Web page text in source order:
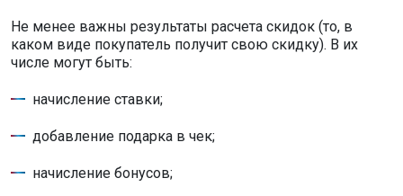
Не менее важны результаты расчета скидок (то, в
каком виде покупатель получит свою скидку). В их
числе могут быть:
начисление ставки;
добавление подарка в чек;
начисление бонусов;